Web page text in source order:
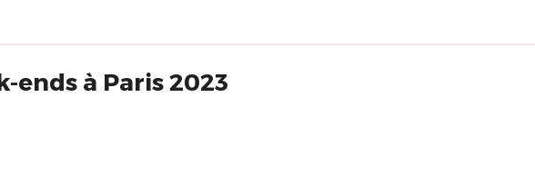
ends à Paris 2023